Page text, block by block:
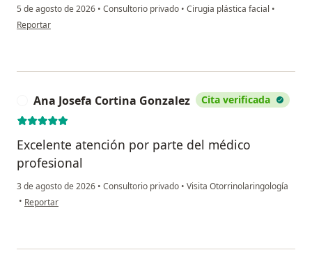
5 de agosto de 2026 • Consultorio privado • Cirugia plástica facial •
en opinión del usuario Juliana
Reportar
Ana Josefa Cortina Gonzalez Cita verificada
Excelente atención por parte del médico
profesional
3 de agosto de 2026 • Consultorio privado • Visita Otorrinolaringología
• en opinión del usuario Ana Josefa Cortina Gonzalez
Reportar